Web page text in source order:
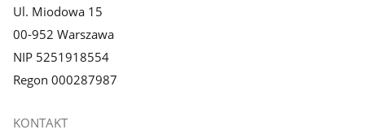
Ul. Miodowa 15
00-952 Warszawa
NIP 5251918554
Regon 000287987
KONTAKT